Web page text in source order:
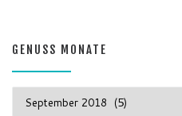
GENUSS MONATE